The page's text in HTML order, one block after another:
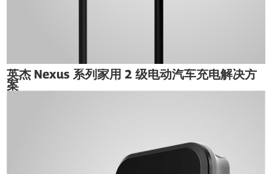
英杰 Nexus 系列家用 2 级电动汽车充电解决方
案